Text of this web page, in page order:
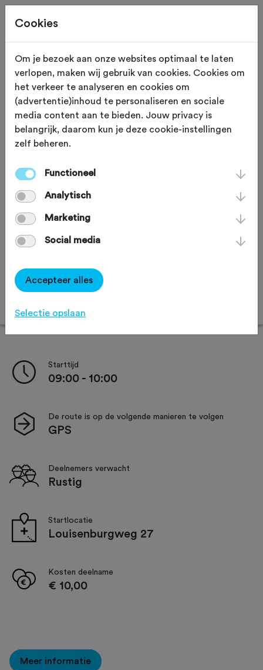
ZATERDAG 31 OKT Venlo (Limburg)
BRM200 Rondje om de
kerk
Recreatief
Afstand: 200 km
Starttijd
09:00 - 10:00
De route is op de volgende manieren te volgen
GPS
Deelnemers verwacht
Rustig
Startlocatie
Louisenburgweg 27
Kosten deelname
€ 10,00
Meer informatie
Cookies
Om je bezoek aan onze websites optimaal te laten
verlopen, maken wij gebruik van cookies. Cookies om
het verkeer te analyseren en cookies om
(advertentie)inhoud te personaliseren en sociale
media content aan te bieden. Jouw privacy is
belangrijk, daarom kun je deze cookie-instellingen
zelf beheren.
Functioneel
Analytisch
Marketing
Social media
Accepteer alles
Selectie opslaan